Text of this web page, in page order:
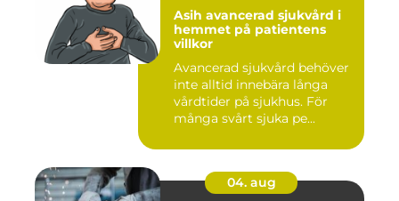
Asih avancerad sjukvård i
hemmet på patientens
villkor
Avancerad sjukvård behöver
inte alltid innebära långa
vårdtider på sjukhus. För
många svårt sjuka pe...
04. aug